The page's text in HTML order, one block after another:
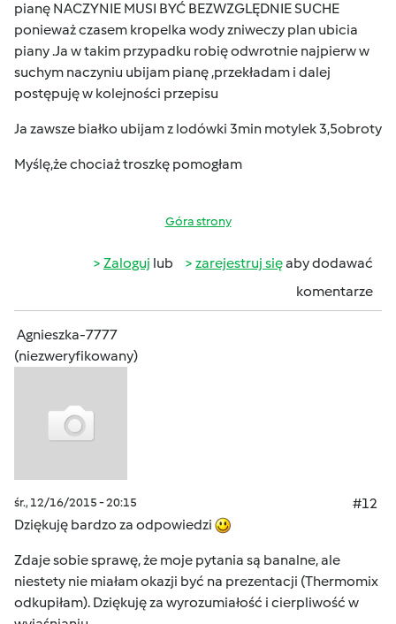
pianę NACZYNIE MUSI BYĆ BEZWZGLĘDNIE SUCHE
ponieważ czasem kropelka wody zniweczy plan ubicia
piany .Ja w takim przypadku robię odwrotnie najpierw w
suchym naczyniu ubijam pianę ,przekładam i dalej
postępuję w kolejności przepisu
Ja zawsze białko ubijam z lodówki 3min motylek 3,5obroty
Myślę,że chociaż troszkę pomogłam
Góra strony
Zaloguj lub zarejestruj sięaby dodawać
komentarze
Agnieszka-7777
(niezweryfikowany)
śr., 12/16/2015 - 20:15
#12
Dziękuję bardzo za odpowiedzi
Zdaje sobie sprawę, że moje pytania są banalne, ale
niestety nie miałam okazji być na prezentacji (Thermomix
odkupiłam). Dziękuję za wyrozumiałość i cierpliwość w